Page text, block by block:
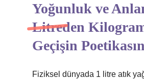
Yoğunluk ve
Litreden
Geçişin
Fiziksel dünyada 1 litre atık